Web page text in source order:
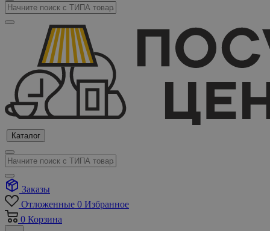
Каталог
Заказы
Отложенные 0 Избранное
0 Корзина